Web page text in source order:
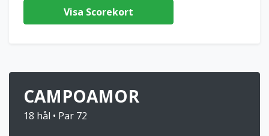
Visa Scorekort
CAMPOAMOR
18 hål • Par 72